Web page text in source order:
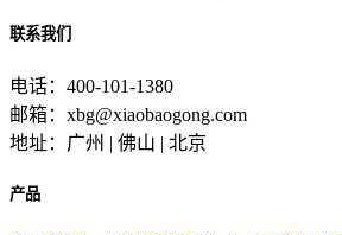
联系我们
电话：400-101-1380
邮箱：xbg@xiaobaogong.com
地址：广州 | 佛山 | 北京
产品